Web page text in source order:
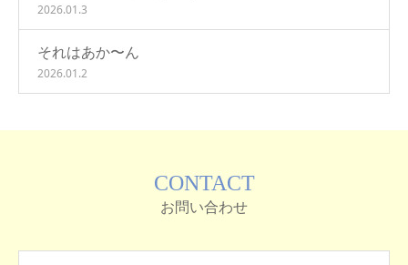
2026.01.3
それはあか〜ん
2026.01.2
CONTACT
お問い合わせ